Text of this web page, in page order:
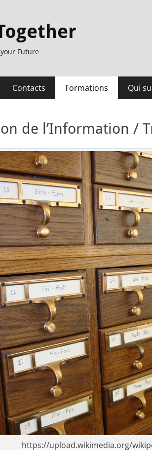
Future
Contacts Formations Qui
de l’Information /
https://upload.wikimedia.org/